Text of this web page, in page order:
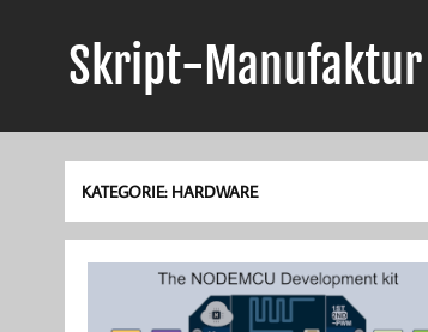
Skript-Manufaktur
KATEGORIE: HARDWARE